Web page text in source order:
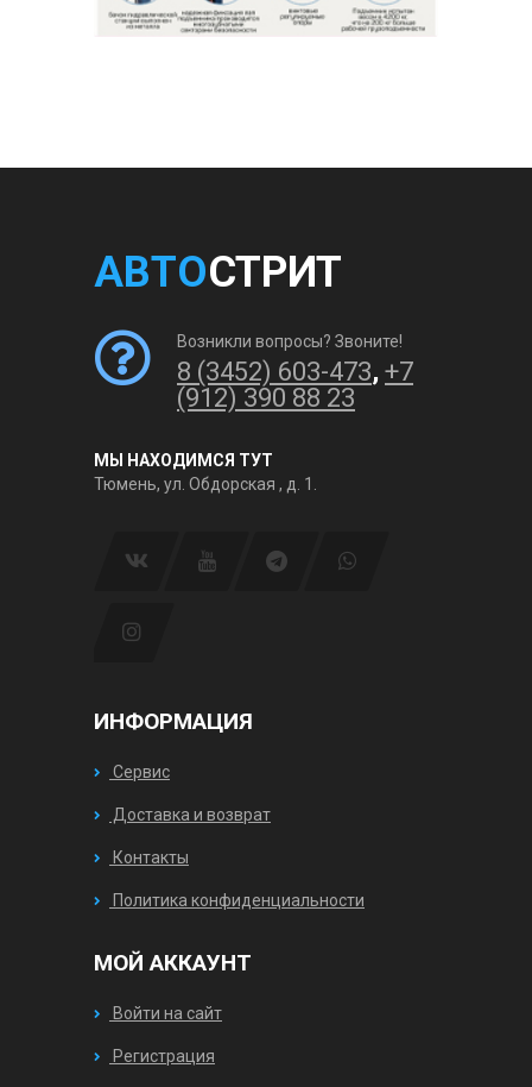
АВТОСТРИТ
Возникли вопросы? Звоните!
8 (3452) 603-473, +7
(912) 390 88 23
МЫ НАХОДИМСЯ ТУТ
Тюмень, ул. Обдорская , д. 1.
ИНФОРМАЦИЯ
Сервис
Доставка и возврат
Контакты
Политика конфиденциальности
МОЙ АККАУНТ
Войти на сайт
Регистрация